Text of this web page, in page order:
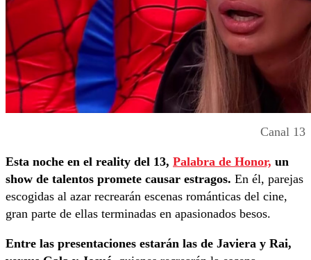
Canal 13
Esta noche en el reality del 13, Palabra de Honor, un
show de talentos promete causar estragos. En él, parejas
escogidas al azar recrearán escenas románticas del cine,
gran parte de ellas terminadas en apasionados besos.
Entre las presentaciones estarán las de Javiera y Rai,